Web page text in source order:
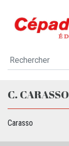
C. CARASSO
Carasso